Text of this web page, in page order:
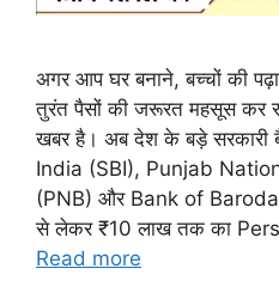
अगर आप घर बनाने, बच्चों की
तुरंत पैसों की जरूरत महसूस कर
खबर है। अब देश के बड़े
India (SBI), Punjab
(PNB) और Bank of Baroda
से लेकर ₹10 लाख तक का
Read more